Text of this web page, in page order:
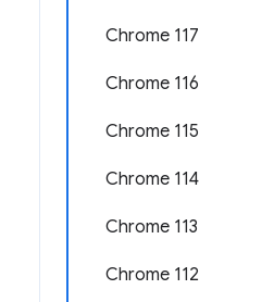
Chrome 117
Chrome 116
Chrome 115
Chrome 114
Chrome 113
Chrome 112